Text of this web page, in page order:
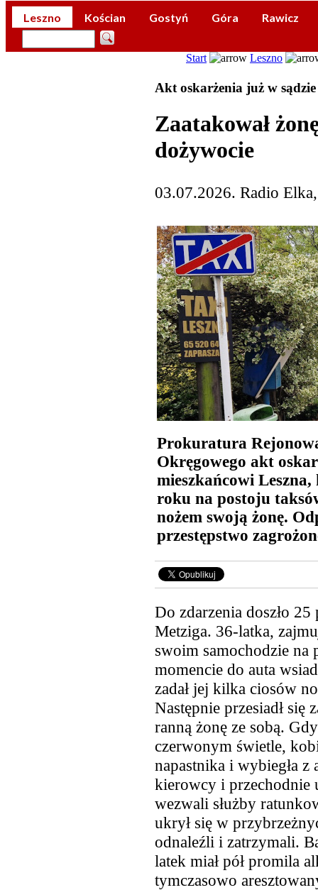
Leszno Kościan Gostyń Góra Rawicz
Start Leszno
Akt oskarżenia już w sądzie
Zaatakował
dożywocie
03.07.2026. Radio
Prokuratura
Okręgowego akt
mieszkańcowi
roku na postoju
nożem swoją żonę.
przestępstwo
Do zdarzenia doszło
Metziga. 36-latka,
swoim samochodzie
momencie do auta
zadał jej kilka ciosów
Następnie przesiadłsię
ranną żonę ze sobą.
czerwonym świetle,
napastnika i wybiegła
kierowcy i przechodnie
wezwali służby
ukrył się w
odnaleźli i zatrzymali.
latek miał pół promila
tymczasowo